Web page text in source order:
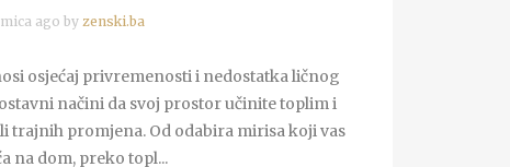
ago byzenski.ba
osjećaj privremenosti i nedostatka ličnog
načini da svoj prostor učinite toplim i
trajnih promjena. Od odabira mirisa koji vas
na dom, preko topl...